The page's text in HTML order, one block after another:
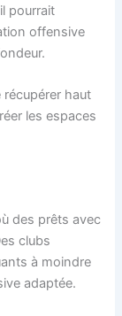
pourrait
offensive
récupérer haut
les espaces
des prêts avec
clubs
à moindre
adaptée.